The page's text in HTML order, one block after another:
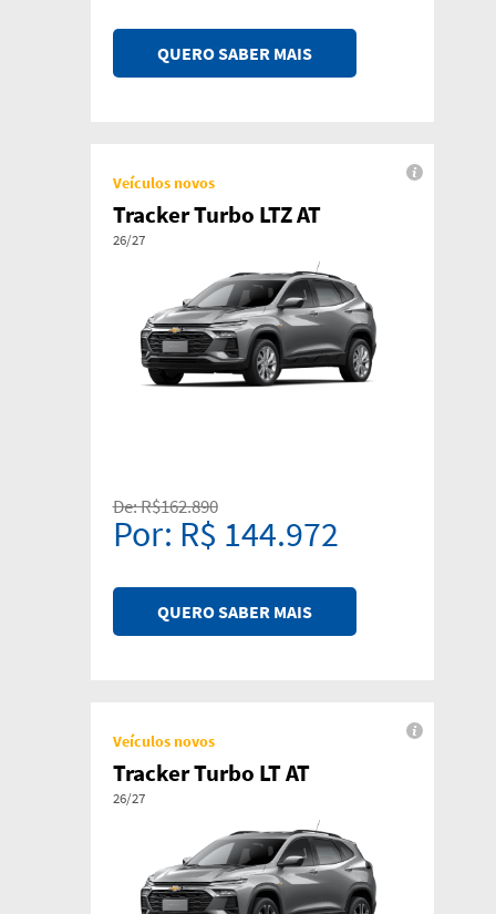
QUERO SABER MAIS
Veículos novos
Tracker Turbo LTZ AT
26/27
De: R$162.890
Por: R$ 144.972
QUERO SABER MAIS
Veículos novos
Tracker Turbo LT AT
26/27